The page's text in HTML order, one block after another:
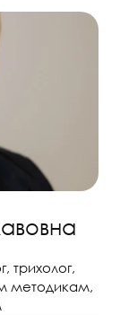
трихолог,
методикам,